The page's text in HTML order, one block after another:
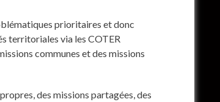
prioritaires et donc
territoriales via les COTER
communes et des missions
des missions partagées, des